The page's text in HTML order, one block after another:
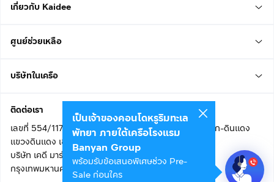
เกี่ยวกับ Kaidee
ศูนย์ช่วยเหลือ
บริษัทในเครือ
ติดต่อเรา
เลขที่ 554/117 อาคารสกายไนน์ เซ็นเตอร์ ชั้น 22 ถนนอโศก-ดินแดง
แขวงดินแดง เขตดินแดง
บริษัท เคดี มาร์เก็ตเพลส จำกัด (สำนักงานใหญ่)
กรุงเทพมหานคร 10400
เป็นเจ้าของคอนโดหรูริมทะเล
พัทยา ภายใต้เครือโรงแรม
Banyan Group
พร้อมรับข้อเสนอพิเศษช่วง Pre-
Sale ก่อนใคร